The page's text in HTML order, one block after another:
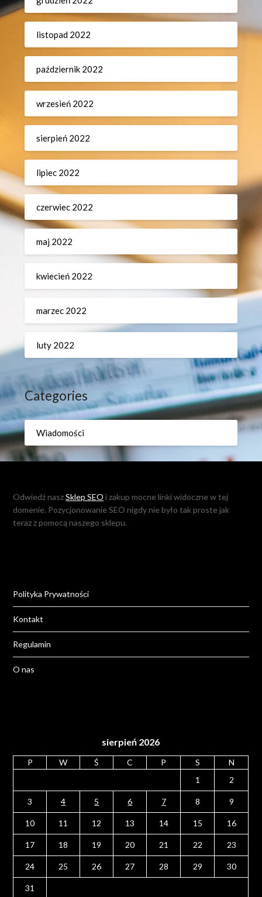
listopad 2022
październik 2022
wrzesień 2022
sierpień 2022
lipiec 2022
czerwiec 2022
maj 2022
kwiecień 2022
marzec 2022
luty 2022
Categories
Wiadomości
Odwiedź naszSklep SEO i zakup mocne linki widoczne w tej
domenie. Pozycjonowanie SEO nigdy nie było tak proste jak
teraz z pomocą naszego sklepu.
Polityka Prywatności
Kontakt
Regulamin
O nas
sierpień 2026
P W Ś C P S
N
1
2
3 4 5 6 7 8 9
10 11 12 13 14 15 16
17 18 19 20 21 22 23
24 25 26 27 28 29 30
31